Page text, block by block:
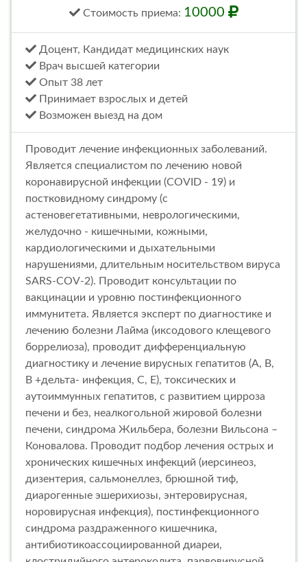
Стоимость приема: 10000
Доцент, Кандидат медицинских наук
Врач высшей категории
Опыт 38 лет
Принимает взрослых и детей
Возможен выезд на дом
Проводит лечение инфекционных заболеваний.
Является специалистом по лечению новой
коронавирусной инфекции (COVID - 19) и
постковидному синдрому (с
астеновегетативными, неврологическими,
желудочно - кишечными, кожными,
кардиологическими и дыхательными
нарушениями, длительным носительством вируса
SARS-COV-2). Проводит консультации по
вакцинации и уровню постинфекционного
иммунитета. Является эксперт по диагностике и
лечению болезни Лайма (иксодового клещевого
боррелиоза), проводит дифференциальную
диагностику и лечение вирусных гепатитов (А, В,
В +дельта- инфекция, С, Е), токсических и
аутоиммунных гепатитов, с развитием цирроза
печени и без, неалкогольной жировой болезни
печени, синдрома Жильбера, болезни Вильсона –
Коновалова. Проводит подбор лечения острых и
хронических кишечных инфекций (иерсинеоз,
дизентерия, сальмонеллез, брюшной тиф,
диарогенные эшерихиозы, энтеровирусная,
норовирусная инфекция), постинфекционного
синдрома раздраженного кишечника,
антибиотикоассоциированной диареи,